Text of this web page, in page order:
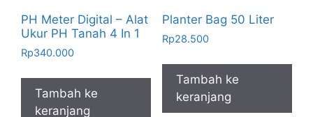
PH Meter Digital – Alat
Ukur PH Tanah 4 In 1
Rp340.000
Tambah ke
keranjang
Planter Bag 50 Liter
Rp28.500
Tambah ke
keranjang